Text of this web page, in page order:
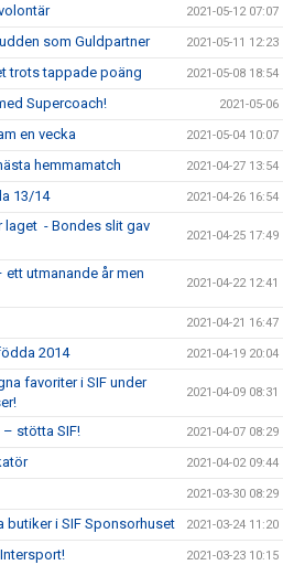
2021-05-12 07:07
som Guldpartner 2021-05-11 12:23
trots tappade poäng 2021-05-08 18:54
Supercoach! 2021-05-06
en vecka 2021-05-04 10:07
hemmamatch 2021-04-27 13:54
13/14 2021-04-26 16:54
laget - Bondes slit gav
2021-04-25 17:49
utmanande år men
2021-04-22 12:41
2021-04-21 16:47
2014 2021-04-19 20:04
favoriter i SIF under
2021-04-09 08:31
– stötta SIF! 2021-04-07 08:29
2021-04-02 09:44
2021-03-30 08:29
butiker i SIF Sponsorhuset 2021-03-24 11:20
2021-03-23 10:15